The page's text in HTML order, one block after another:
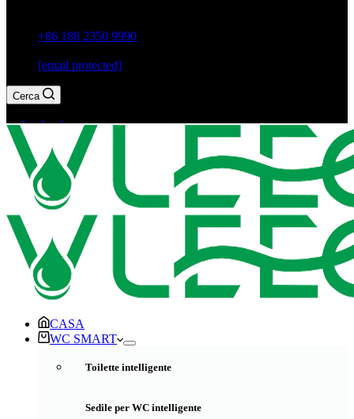
+86 188 2350 9990
[email protected]
Cerca
CASA
WC SMART
Toilette intelligente
Sedile per WC intelligente